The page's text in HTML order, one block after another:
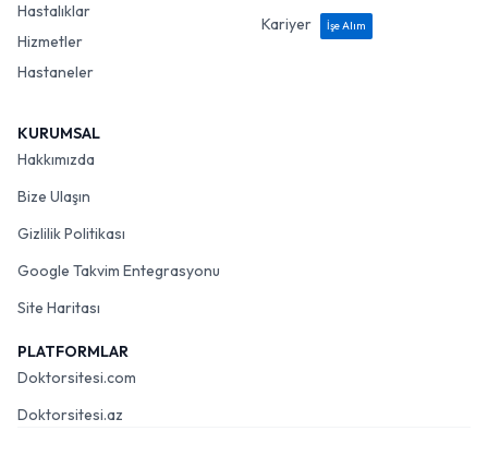
Hastalıklar
Hizmetler
Hastaneler
Kariyer
İşe Alım
KURUMSAL
Hakkımızda
Bize Ulaşın
Gizlilik Politikası
Google Takvim Entegrasyonu
Site Haritası
PLATFORMLAR
Doktorsitesi.com
Doktorsitesi.az